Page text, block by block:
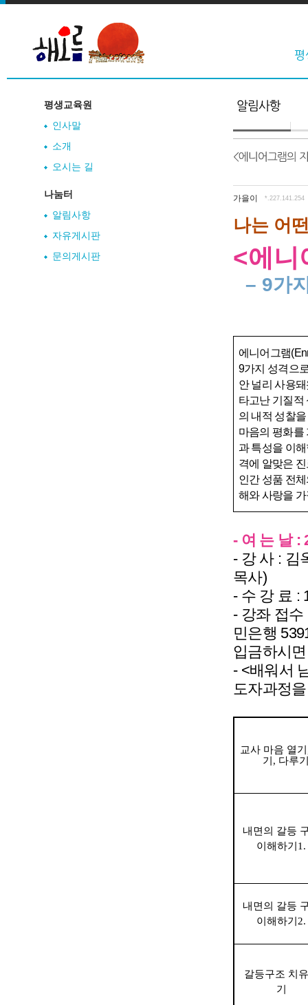
평생교육원
인사말
소개
오시는 길
나눔터
알림사항
자유게시판
문의게시판
가을이 *.227.141.254
나는 어
<에니
– 9가
에니어그램
9가지 성격으
안 널리 사용
타고난 기질적
의 내적 성찰
마음의 평화를
과 특성을 이
격에 알맞은
인간 성품 전
해와 사랑을
- 여 는 날 :
- 강 사 : 김
목사)
- 수 강 료 :
- 강좌 접수
민은행
입금하시
- <배워서
도자과정
교사 마음 열기
기 , 다루
내면의 갈등
이해하기 1.
내면의 갈등
이해하기 2.
갈등구조 치
기